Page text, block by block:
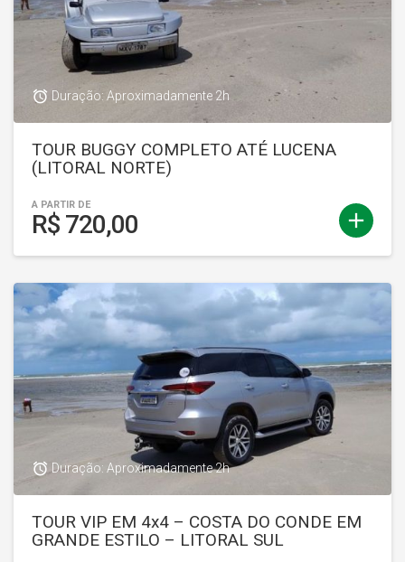
add
access_alarm Duração: Aproximadamente 2h
TOUR BUGGY COMPLETO ATÉ LUCENA
(LITORAL NORTE)
A PARTIR DE
R$ 720,00
access_alarm Duração: Aproximadamente 2h
TOUR VIP EM 4x4 – COSTA DO CONDE EM
GRANDE ESTILO – LITORAL SUL